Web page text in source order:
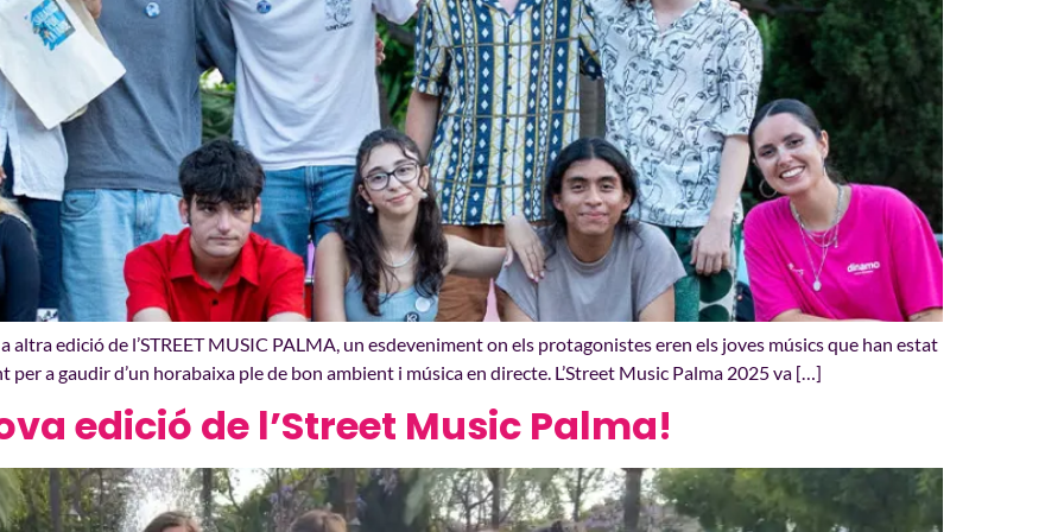
altra edició de l’STREET MUSIC PALMA, un esdeveniment on els protagonistes eren els joves músics que han estat
a gaudir d’un horabaixa ple de bon ambient i música en directe. L’Street Music Palma 2025 va […]
edició de l’Street Music Palma!